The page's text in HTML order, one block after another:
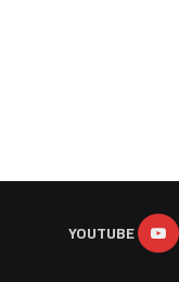
YOUTUBE